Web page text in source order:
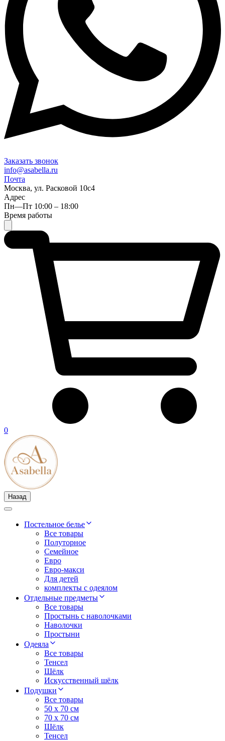
Заказать звонок
info@asabella.ru
Почта
Москва, ул. Расковой 10с4
Адрес
Пн—Пт 10:00 – 18:00
Время работы
0
Назад
Постельное белье
Все товары
Полуторное
Семейное
Евро
Евро-макси
Для детей
комплекты с одеялом
Отдельные предметы
Все товары
Простынь с наволочками
Наволочки
Простыни
Одеяла
Все товары
Тенсел
Шёлк
Искусственный шёлк
Подушки
Все товары
50 x 70 см
70 x 70 см
Шёлк
Тенсел